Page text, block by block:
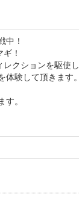
中！
！
クションを駆使し
験して頂きます。
。